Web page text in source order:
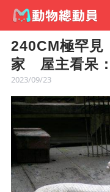
240CM極罕見
家 屋主看呆
2023/09/23